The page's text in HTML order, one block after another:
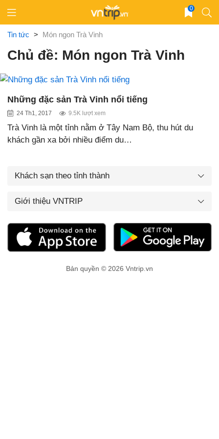
content
0
Tin tức > Món ngon Trà Vinh
Chủ đề: Món ngon Trà Vinh
Những đặc sản Trà Vinh nổi tiếng
24 Th1, 2017 9.5K lượt xem
Trà Vinh là một tỉnh nằm ở Tây Nam Bộ, thu hút du
khách gần xa bởi nhiều điểm du…
Khách sạn theo tỉnh thành
Giới thiệu VNTRIP
Bản quyền © 2026 Vntrip.vn